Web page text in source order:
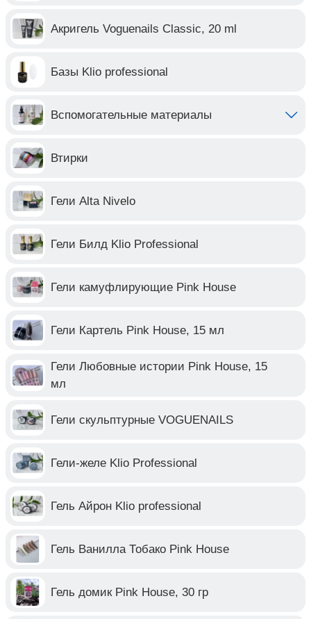
Акригель Voguenails Classic, 20 ml
Базы Klio professional
Вспомогательные материалы
Втирки
Гели Alta Nivelo
Гели Билд Klio Professional
Гели камуфлирующие Pink House
Гели Картель Pink House, 15 мл
Гели Любовные истории Pink House, 15
мл
Гели скульптурные VOGUENAILS
Гели-желе Klio Professional
Гель Айрон Klio professional
Гель Ванилла Тобако Pink House
Гель домик Pink House, 30 гр